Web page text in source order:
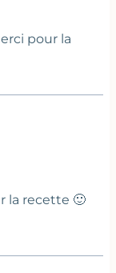
pour la
la recette 🙂